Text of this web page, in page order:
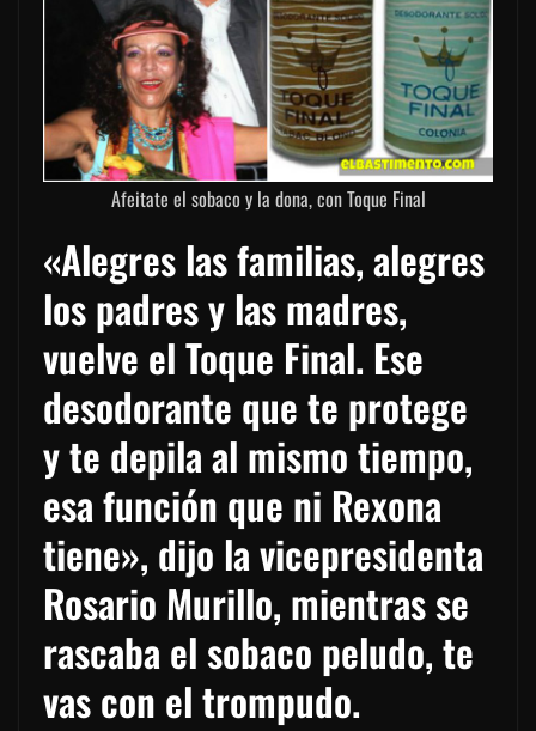
Afeitate el sobaco y la dona, con Toque Final
«Alegres las familias, alegres
los padres y las madres,
vuelve el Toque Final. Ese
desodorante que te protege
y te depila al mismo tiempo,
esa función que ni Rexona
tiene», dijo la vicepresidenta
Rosario Murillo, mientras se
rascaba el sobaco peludo, te
vas con el trompudo.